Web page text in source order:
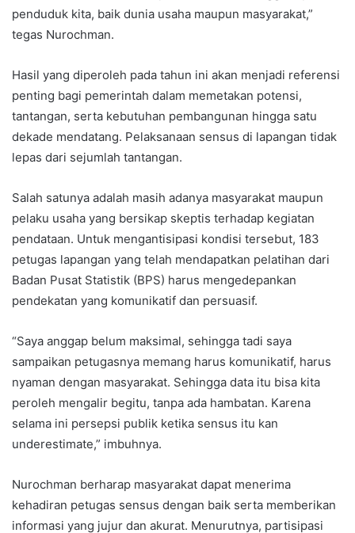
penduduk kita, baik dunia usaha maupun masyarakat,”
tegas Nurochman.
Hasil yang diperoleh pada tahun ini akan menjadi referensi
penting bagi pemerintah dalam memetakan potensi,
tantangan, serta kebutuhan pembangunan hingga satu
dekade mendatang. Pelaksanaan sensus di lapangan tidak
lepas dari sejumlah tantangan.
Salah satunya adalah masih adanya masyarakat maupun
pelaku usaha yang bersikap skeptis terhadap kegiatan
pendataan. Untuk mengantisipasi kondisi tersebut, 183
petugas lapangan yang telah mendapatkan pelatihan dari
Badan Pusat Statistik (BPS) harus mengedepankan
pendekatan yang komunikatif dan persuasif.
“Saya anggap belum maksimal, sehingga tadi saya
sampaikan petugasnya memang harus komunikatif, harus
nyaman dengan masyarakat. Sehingga data itu bisa kita
peroleh mengalir begitu, tanpa ada hambatan. Karena
selama ini persepsi publik ketika sensus itu kan
underestimate,” imbuhnya.
Nurochman berharap masyarakat dapat menerima
kehadiran petugas sensus dengan baik serta memberikan
informasi yang jujur dan akurat. Menurutnya, partisipasi